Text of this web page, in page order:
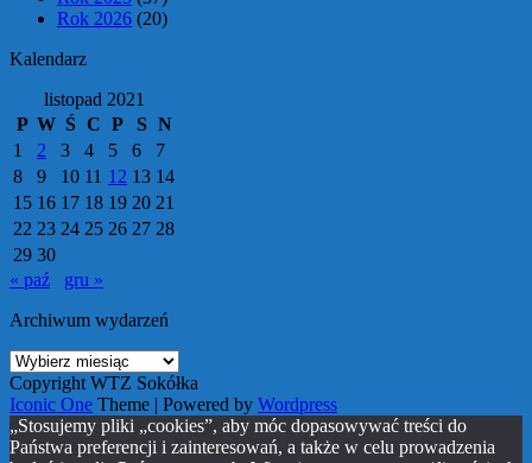
Rok 2026 (20)
Kalendarz
listopad 2021
P W Ś C P S N
1
2 3 4 5 6
7
8
9 10 11 12 13 14
15 16 17 18 19 20 21
22 23 24 25 26 27 28
29 30
« paź
gru »
Archiwum wydarzeń
Archiwum
wydarzeń
Copyright WTZ Sokółka
Iconic One Theme | Powered by Wordpress
„Stosujemy pliki „cookies”, aby móc dopasowywać treści do
Państwa preferencji i zainteresowań, a także w celu prowadzenia